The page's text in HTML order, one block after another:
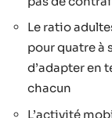
Le ratio
pour quatre à
d’adapter en
chacun
L’activité